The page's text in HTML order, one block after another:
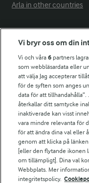
Arla in other countries
Fler Arlasajter
För ägare
Arlas kundportal
Arla.com
Falbygdens Ost
Arla webbshop
Bildbank
Följ oss
Vi bryr oss om din
Vi och våra6 partners
som webbläsardata eller
att välja Jag accepterar
för de syften som anges
data för att
återkallar ditt samtycke
inaktiverade kan visst
vara mindre relevanta för
för att ändra dina val eller
genom att klicka på
[eller den flytande ikonen
om tillämpligt]. Dina val
Webbplats. Mer
integritetspolicy.